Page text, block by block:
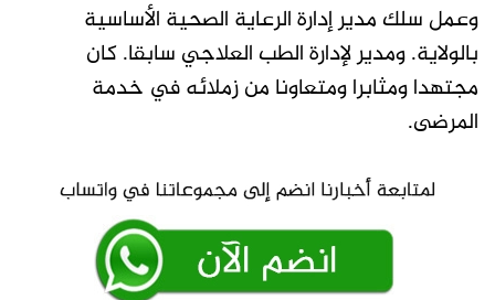
وعمل سلك مدير إدارة الرعاية الصحية الأساسية
بالولاية. ومدير لإدارة الطب العلاجي سابقا. كان
مجتهدا ومثابرا ومتعاونا من زملائه في خدمة
المرضى.